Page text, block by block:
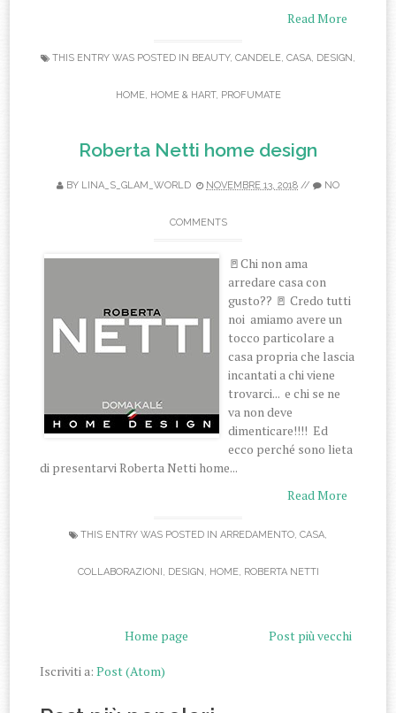
Read More
THIS ENTRY WAS POSTED IN BEAUTY, CANDELE, CASA, DESIGN,
HOME, HOME & HART, PROFUMATE
Roberta Netti home design
BY LINA_S_GLAM_WORLD NOVEMBRE 13, 2018 // NO
COMMENTS
🚪Chi non ama
arredare casa con
gusto?? 🚪 Credo tutti
noi amiamo avere un
tocco particolare a
casa propria che lascia
incantati a chi viene
trovarci... e chi se ne
va non deve
dimenticare!!!! Ed
ecco perché sono lieta
di presentarvi Roberta Netti home...
Read More
THIS ENTRY WAS POSTED IN ARREDAMENTO, CASA,
COLLABORAZIONI, DESIGN, HOME, ROBERTA NETTI
Post più vecchi
Home page
Iscriviti a:Post (Atom)